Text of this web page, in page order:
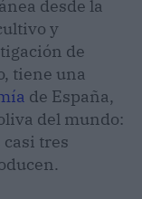
desde la
y
de
tiene una
de España,
del mundo:
casi tres